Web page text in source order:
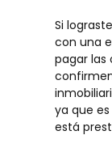
Si
con una
pagar las
ya que
está